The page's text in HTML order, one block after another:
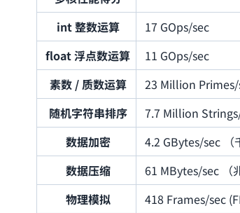
int 整数运算
17 GOps/sec
float 浮点数运算
11 GOps/sec
素数 / 质数运算
23 Million Primes/
随机字符串排序
7.7 Million
数据加密
4.2 GBytes/sec （
数据压缩
61 MBytes/sec （
物理模拟
418 Frames/sec